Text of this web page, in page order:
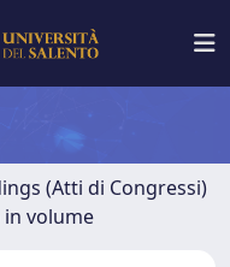
(Atti di Congressi)
in volume